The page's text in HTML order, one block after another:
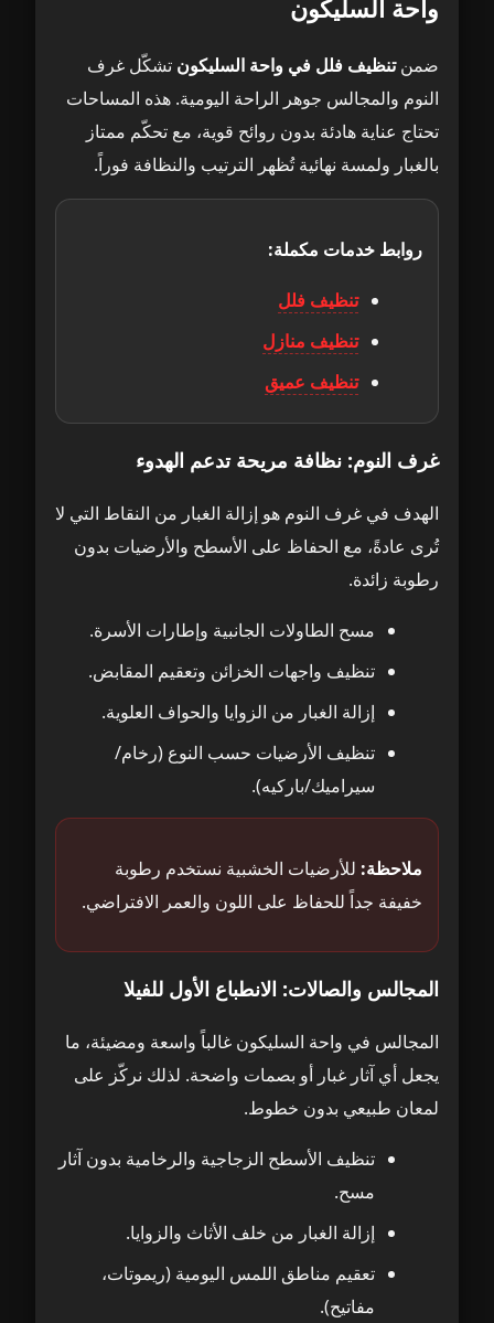
واحة السليكون
ضمنتنظيف فلل في واحة السليكون تشكّل غرف
النوم والمجالس جوهر الراحة اليومية. هذه المساحات
تحتاج عناية هادئة بدون روائح قوية، مع تحكّم ممتاز
بالغبار ولمسة نهائية تُظهر الترتيب والنظافة فوراً.
روابط خدمات مكملة:
تنظيف فلل
تنظيف منازل
تنظيف عميق
غرف النوم: نظافة مريحة تدعم الهدوء
الهدف في غرف النوم هو إزالة الغبار من النقاط التي لا
تُرى عادةً، مع الحفاظ على الأسطح والأرضيات بدون
رطوبة زائدة.
مسح الطاولات الجانبية وإطارات الأسرة.
تنظيف واجهات الخزائن وتعقيم المقابض.
إزالة الغبار من الزوايا والحواف العلوية.
تنظيف الأرضيات حسب النوع (رخام/
سيراميك/باركيه).
ملاحظة: للأرضيات الخشبية نستخدم رطوبة
خفيفة جداً للحفاظ على اللون والعمر الافتراضي.
المجالس والصالات: الانطباع الأول للفيلا
المجالس في واحة السليكون غالباً واسعة ومضيئة، ما
يجعل أي آثار غبار أو بصمات واضحة. لذلك نركّز على
لمعان طبيعي بدون خطوط.
تنظيف الأسطح الزجاجية والرخامية بدون آثار
مسح.
إزالة الغبار من خلف الأثاث والزوايا.
تعقيم مناطق اللمس اليومية (ريموتات،
مفاتيح).